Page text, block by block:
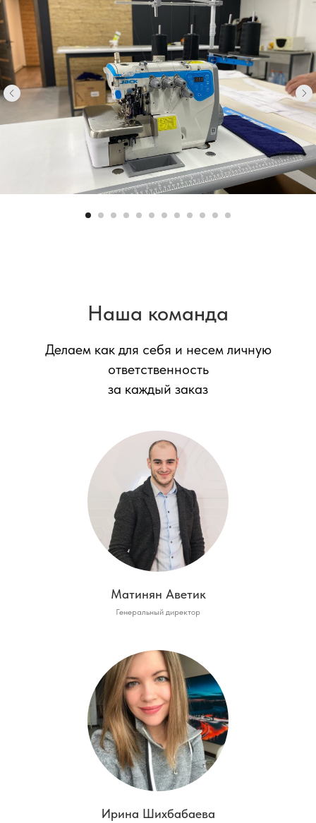
Наша команда
Делаем как для себя и несем личную
ответственность
за каждый заказ
Матинян Аветик
Генеральный директор
Ирина Шихбабаева